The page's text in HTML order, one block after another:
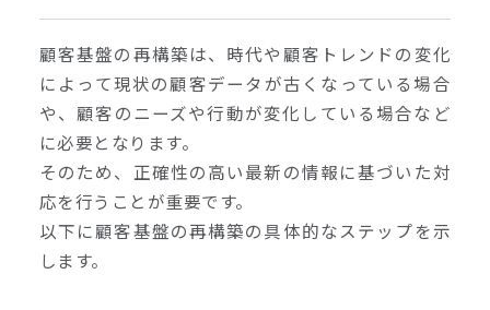
顧客基盤の再構築は、時代や顧客トレンドの変化
によって現状の顧客データが古くなっている場合
や、顧客のニーズや行動が変化している場合など
に必要となります。
そのため、正確性の高い最新の情報に基づいた対
応を行うことが重要です。
以下に顧客基盤の再構築の具体的なステップを示
します。